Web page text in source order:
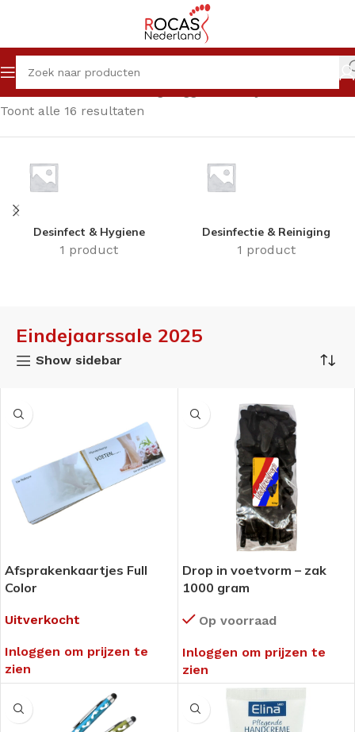
Home Winkel Producten getagged “Eindejaarssale 2025”
Toont alle 16 resultaten
Desinfect & Hygiene
1 product
Desinfectie & Reiniging
1 product
Eindejaarssale 2025
Show sidebar
Afsprakenkaartjes Full
Color
Uitverkocht
Inloggen om prijzen te
zien
Drop in voetvorm – zak
1000 gram
Op voorraad
Inloggen om prijzen te
zien